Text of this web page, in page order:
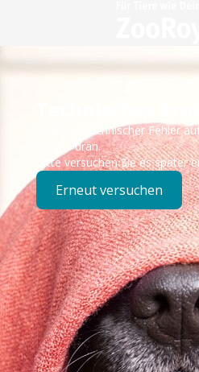
Technisches
Es ist ein technischer Fehler
bereits dran.
Bitte versuchen Sie es später
Erneut versuchen